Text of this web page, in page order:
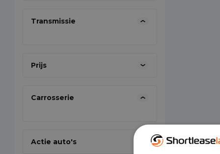
Transmissie
Prijs
Carrosserie
Actie auto's